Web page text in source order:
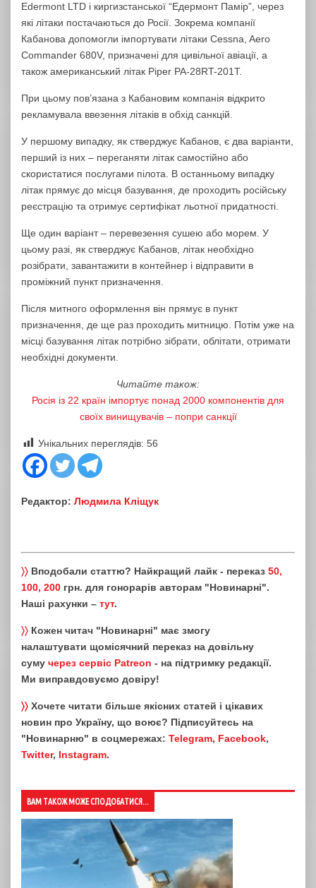
Edermont LTD і киргизстанської “Едермонт Памір”, через
які літаки постачаються до Росії. Зокрема компанії
Кабанова допомогли імпортувати літаки Cessna, Aero
Commander 680V, ​​призначені для цивільної авіації, а
також американський літак Piper PA-28RT-201T.
При цьому пов’язана з Кабановим компанія відкрито
рекламувала ввезення літаків в обхід санкцій.
У першому випадку, як стверджує Кабанов, є два варіанти,
перший із них – переганяти літак самостійно або
скористатися послугами пілота. В останньому випадку
літак прямує до місця базування, де проходить російську
реєстрацію та отримує сертифікат льотної придатності.
Ще один варіант – перевезення сушею або морем. У
цьому разі, як стверджує Кабанов, літак необхідно
розібрати, завантажити в контейнер і відправити в
проміжний пункт призначення.
Після митного оформлення він прямує в пункт
призначення, де ще раз проходить митницю. Потім уже на
місці базування літак потрібно зібрати, облітати, отримати
необхідні документи.
Читайте також:
Росія із 22 країн імпортує понад 2000 компонентів для
своїх винищувачів – попри санкції
Унікальних переглядів: 56
Редактор: Людмила Кліщук
〉〉 Вподобали статтю? Найкращий лайк - переказ 50,
100, 200 грн. для гонорарів авторам "Новинарні".
Наші рахунки – тут.
〉〉 Кожен читач "Новинарні" має змогу
налаштувати щомісячний переказ на довільну
суму через сервіс Patreon - на підтримку редакції.
Ми виправдовуємо довіру!
〉〉 Хочете читати більше якісних статей і цікавих
новин про Україну, що воює? Підписуйтесь на
"Новинарню" в соцмережах: Telegram, Facebook,
Twitter, Instagram.
ВАМ ТАКОЖ МОЖЕ СПОДОБАТИСЯ...